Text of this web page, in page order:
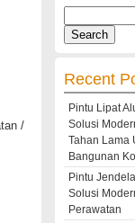
/
for:
Recent
Pintu Lipat
Solusi
Tahan Lama
Bangunan
Pintu
Solusi
Perawatan